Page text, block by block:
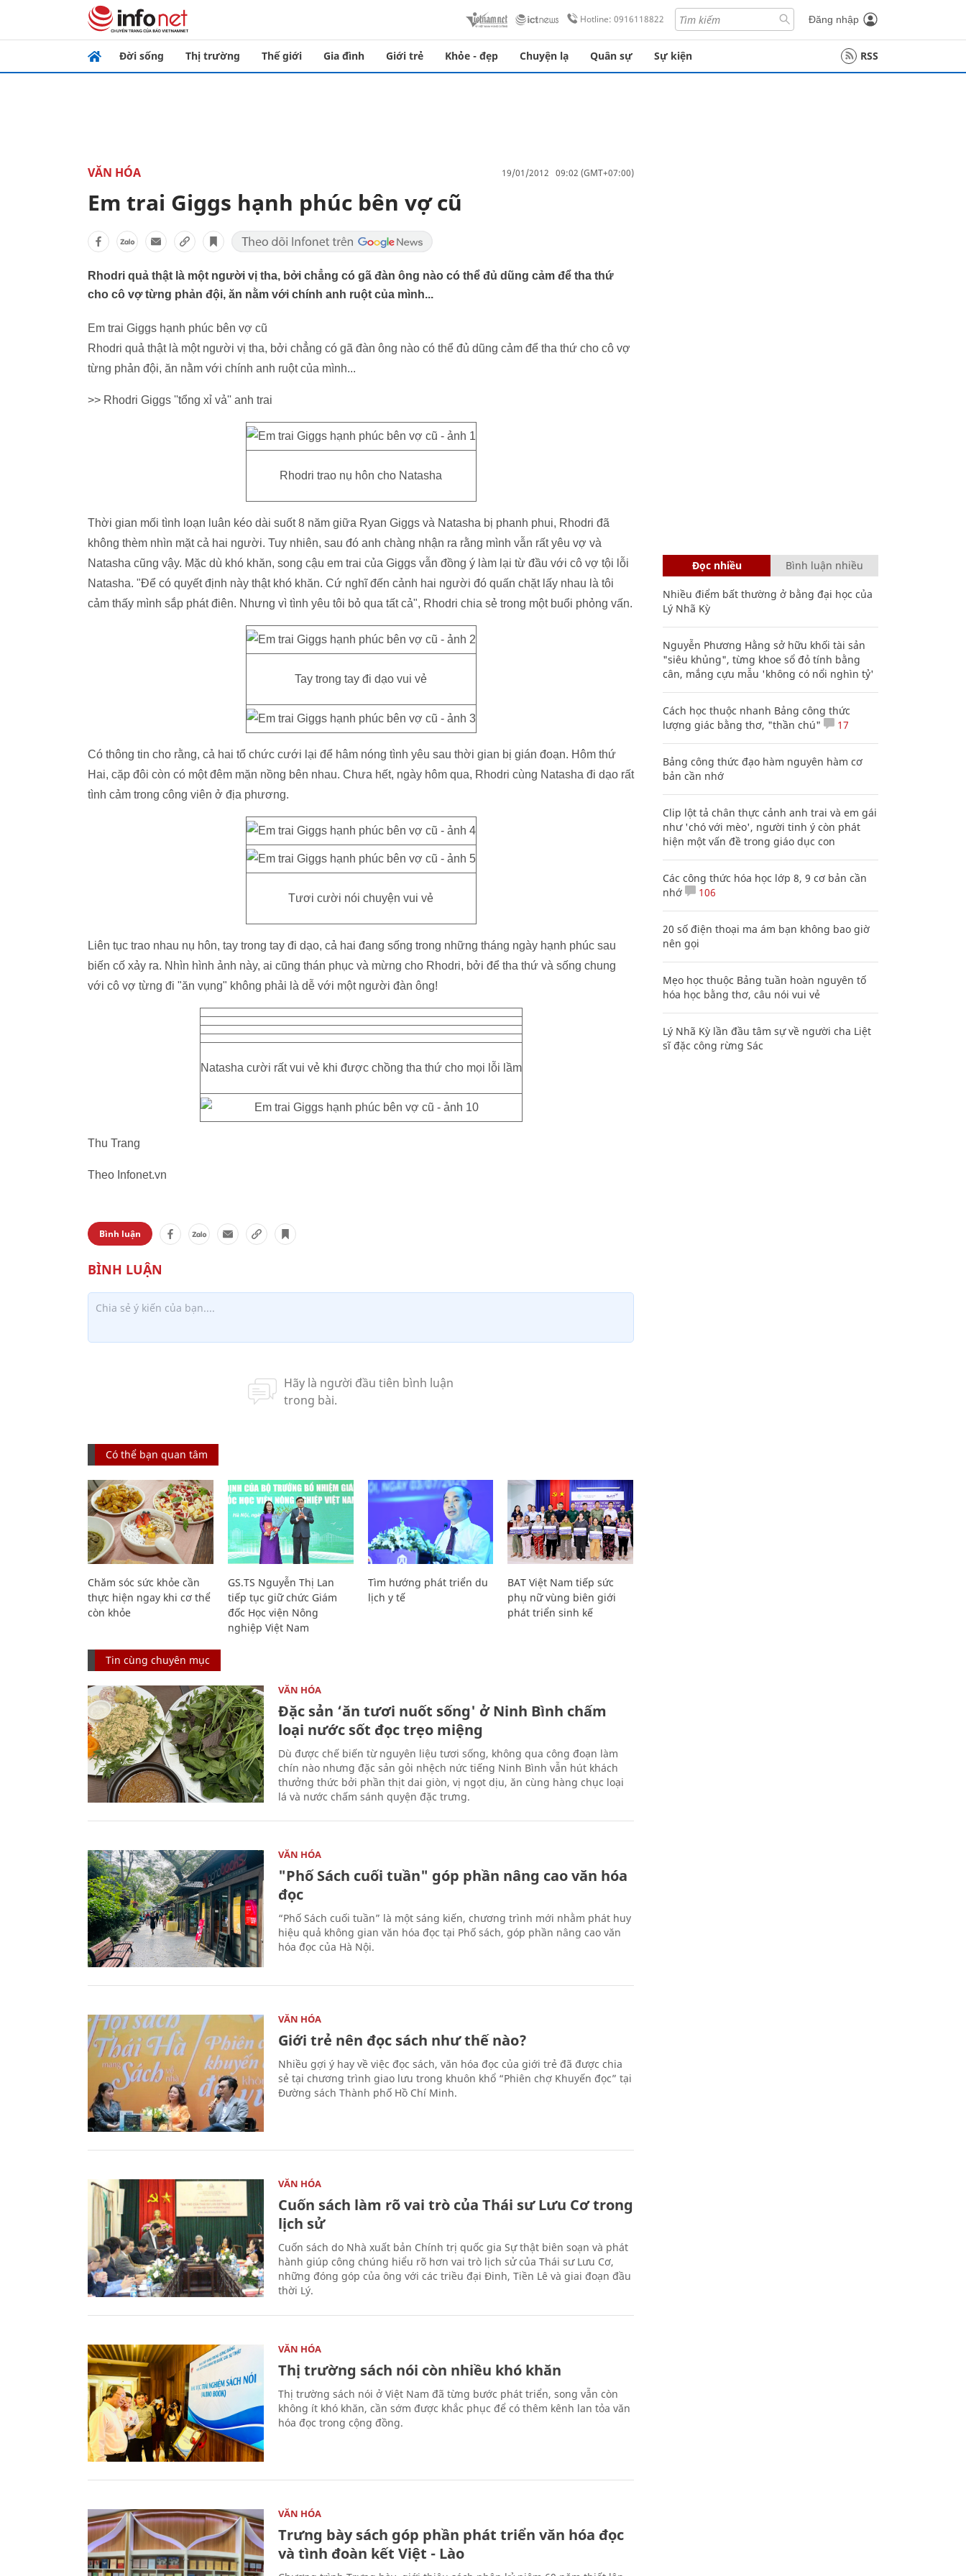
Hotline: 0916118822 Đăng nhập
Đời sống Thị trường Thế giới Gia đình Giới trẻ Khỏe - đẹp Chuyện lạ Quân sự Sự kiện RSS
VĂN HÓA 19/01/2012 09:02 (GMT+07:00)
Em trai Giggs hạnh phúc bên vợ cũ
Rhodri quả thật là một người vị tha, bởi chẳng có gã đàn ông nào có thể đủ dũng cảm để tha thứ
cho cô vợ từng phản đội, ăn nằm với chính anh ruột của mình...
Em trai Giggs hạnh phúc bên vợ cũ
Rhodri quả thật là một người vị tha, bởi chẳng có gã đàn ông nào có thể đủ dũng cảm để tha thứ cho cô vợ
từng phản đội, ăn nằm với chính anh ruột của mình...
>> Rhodri Giggs ''tổng xỉ vả'' anh trai
Rhodri trao nụ hôn cho Natasha
Thời gian mối tình loạn luân kéo dài suốt 8 năm giữa Ryan Giggs và Natasha bị phanh phui, Rhodri đã
không thèm nhìn mặt cả hai người. Tuy nhiên, sau đó anh chàng nhận ra rằng mình vẫn rất yêu vợ và
Natasha cũng vậy. Mặc dù khó khăn, song cậu em trai của Giggs vẫn đồng ý làm lại từ đầu với cô vợ tội lỗi
Natasha. "Để có quyết định này thật khó khăn. Cứ nghĩ đến cảnh hai người đó quấn chặt lấy nhau là tôi
cảm thấy mình sắp phát điên. Nhưng vì tình yêu tôi bỏ qua tất cả", Rhodri chia sẻ trong một buổi phỏng vấn.
Tay trong tay đi dạo vui vẻ
Có thông tin cho rằng, cả hai tổ chức cưới lại để hâm nóng tình yêu sau thời gian bị gián đoạn. Hôm thứ
Hai, cặp đôi còn có một đêm mặn nồng bên nhau. Chưa hết, ngày hôm qua, Rhodri cùng Natasha đi dạo rất
tình cảm trong công viên ở địa phương.
Tươi cười nói chuyện vui vẻ
Liên tục trao nhau nụ hôn, tay trong tay đi dạo, cả hai đang sống trong những tháng ngày hạnh phúc sau
biến cố xảy ra. Nhìn hình ảnh này, ai cũng thán phục và mừng cho Rhodri, bởi để tha thứ và sống chung
với cô vợ từng đi "ăn vụng" không phải là dễ với một người đàn ông!
Natasha cười rất vui vẻ khi được chồng tha thứ cho mọi lỗi lầm
Thu Trang
Theo Infonet.vn
Bình luận
Có thể bạn quan tâm
Chăm sóc sức khỏe cần
thực hiện ngay khi cơ thể
còn khỏe
GS.TS Nguyễn Thị Lan
tiếp tục giữ chức Giám
đốc Học viện Nông
nghiệp Việt Nam
Tìm hướng phát triển du
lịch y tế
BAT Việt Nam tiếp sức
phụ nữ vùng biên giới
phát triển sinh kế
Tin cùng chuyên mục
VĂN HÓA
Đặc sản ‘ăn tươi nuốt sống' ở Ninh Bình chấm
loại nước sốt đọc trẹo miệng
Dù được chế biến từ nguyên liệu tươi sống, không qua công đoạn làm
chín nào nhưng đặc sản gỏi nhệch nức tiếng Ninh Bình vẫn hút khách
thưởng thức bởi phần thịt dai giòn, vị ngọt dịu, ăn cùng hàng chục loại
lá và nước chấm sánh quyện đặc trưng.
VĂN HÓA
"Phố Sách cuối tuần" góp phần nâng cao văn hóa
đọc
“Phố Sách cuối tuần” là một sáng kiến, chương trình mới nhằm phát huy
hiệu quả không gian văn hóa đọc tại Phố sách, góp phần nâng cao văn
hóa đọc của Hà Nội.
VĂN HÓA
Giới trẻ nên đọc sách như thế nào?
Nhiều gợi ý hay về việc đọc sách, văn hóa đọc của giới trẻ đã được chia
sẻ tại chương trình giao lưu trong khuôn khổ “Phiên chợ Khuyến đọc” tại
Đường sách Thành phố Hồ Chí Minh.
VĂN HÓA
Cuốn sách làm rõ vai trò của Thái sư Lưu Cơ trong
lịch sử
Cuốn sách do Nhà xuất bản Chính trị quốc gia Sự thật biên soạn và phát
hành giúp công chúng hiểu rõ hơn vai trò lịch sử của Thái sư Lưu Cơ,
những đóng góp của ông với các triều đại Đinh, Tiền Lê và giai đoạn đầu
thời Lý.
VĂN HÓA
Thị trường sách nói còn nhiều khó khăn
Thị trường sách nói ở Việt Nam đã từng bước phát triển, song vẫn còn
không ít khó khăn, cần sớm được khắc phục để có thêm kênh lan tỏa văn
hóa đọc trong cộng đồng.
VĂN HÓA
Trưng bày sách góp phần phát triển văn hóa đọc
và tình đoàn kết Việt - Lào
Đọc nhiều Bình luận nhiều
Nhiều điểm bất thường ở bằng đại học của
Lý Nhã Kỳ
Nguyễn Phương Hằng sở hữu khối tài sản
"siêu khủng", từng khoe sổ đỏ tính bằng
cân, mắng cựu mẫu 'không có nổi nghìn tỷ'
Cách học thuộc nhanh Bảng công thức
lượng giác bằng thơ, "thần chú"
17
Bảng công thức đạo hàm nguyên hàm cơ
bản cần nhớ
Clip lột tả chân thực cảnh anh trai và em gái
như 'chó với mèo', người tinh ý còn phát
hiện một vấn đề trong giáo dục con
Các công thức hóa học lớp 8, 9 cơ bản cần
nhớ
106
20 số điện thoại ma ám bạn không bao giờ
nên gọi
Mẹo học thuộc Bảng tuần hoàn nguyên tố
hóa học bằng thơ, câu nói vui vẻ
Lý Nhã Kỳ lần đầu tâm sự về người cha Liệt
sĩ đặc công rừng Sác